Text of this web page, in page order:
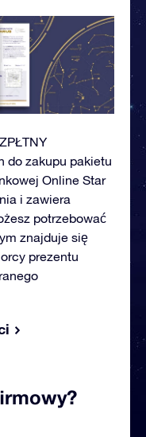
do zakupu pakietu
Online Star
i zawiera
potrzebować
znajduje się
prezentu